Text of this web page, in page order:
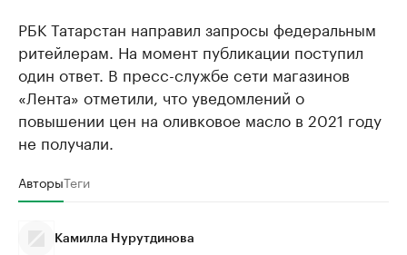
РБК Татарстан направил запросы федеральным
ритейлерам. На момент публикации поступил
один ответ. В пресс-службе сети магазинов
«Лента» отметили, что уведомлений о
повышении цен на оливковое масло в 2021 году
не получали.
АвторыТеги
Камилла Нурутдинова